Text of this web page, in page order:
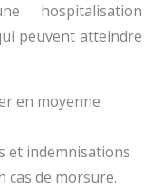
hospitalisation
peuvent atteindre
en moyenne
et indemnisations
cas de morsure.